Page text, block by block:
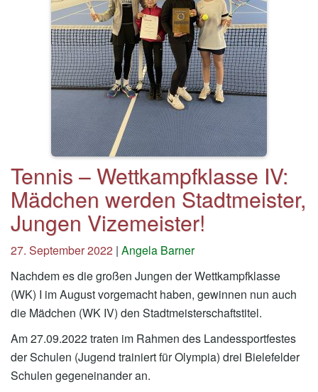
Tennis – Wettkampfklasse IV:
Mädchen werden Stadtmeister,
Jungen Vizemeister!
27. September 2022 | Angela Barner
Nachdem es die großen Jungen der Wettkampfklasse
(WK) I im August vorgemacht haben, gewinnen nun auch
die Mädchen (WK IV) den Stadtmeisterschaftstitel.
Am 27.09.2022 traten im Rahmen des Landessportfestes
der Schulen (Jugend trainiert für Olympia) drei Bielefelder
Schulen gegeneinander an.